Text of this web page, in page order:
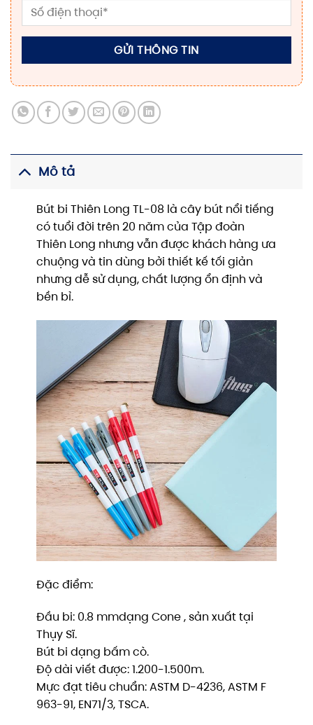
Mô tả
Bút bi Thiên Long TL-08 là cây bút nổi tiếng
có tuổi đời trên 20 năm của Tập đoàn
Thiên Long nhưng vẫn được khách hàng ưa
chuộng và tin dùng bởi thiết kế tối giản
nhưng dễ sử dụng, chất lượng ổn định và
bền bỉ.
Đặc điểm:
Đầu bi: 0.8 mmdạng Cone , sản xuất tại
Thụy Sĩ.
Bút bi dạng bấm cò.
Độ dài viết được: 1.200-1.500m.
Mực đạt tiêu chuẩn: ASTM D-4236, ASTM F
963-91, EN71/3, TSCA.